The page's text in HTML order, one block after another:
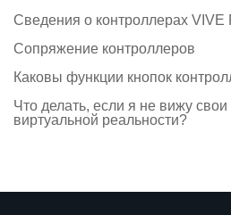
Сведения о контроллерах VIVE
Сопряжение контроллеров
Каковы функции кнопок
Что делать, если я не вижу
виртуальной реальности?